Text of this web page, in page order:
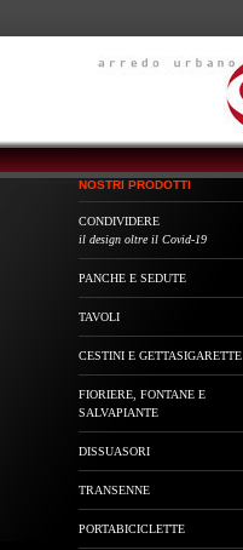
NOSTRI PRODOTTI
CONDIVIDERE
il design oltre il Covid-19
PANCHE E SEDUTE
TAVOLI
CESTINI E GETTASIGARETTE
FIORIERE, FONTANE E
SALVAPIANTE
DISSUASORI
TRANSENNE
PORTABICICLETTE